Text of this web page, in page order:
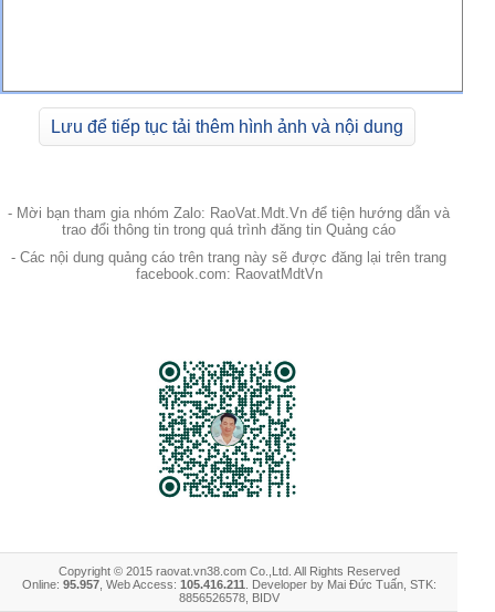
Lưu để tiếp tục tải thêm hình ảnh và nội dung
- Mời bạn tham gia nhóm Zalo: RaoVat.Mdt.Vn để tiện hướng dẫn và
trao đổi thông tin trong quá trình đăng tin Quảng cáo
- Các nội dung quảng cáo trên trang này sẽ được đăng lại trên trang
facebook.com: RaovatMdtVn
Copyright © 2015 raovat.vn38.com Co.,Ltd. All Rights Reserved
Online: 95.957, Web Access: 105.416.211 . Developer by Mai Đức Tuấn, STK:
8856526578, BIDV